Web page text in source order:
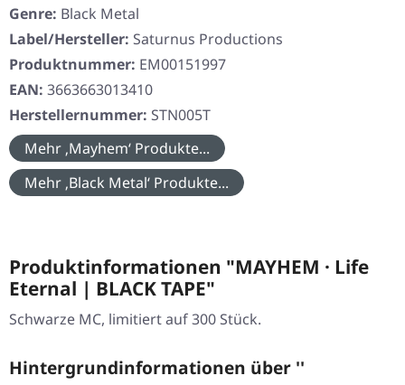
Genre: Black Metal
Label/Hersteller: Saturnus Productions
Produktnummer: EM00151997
EAN: 3663663013410
Herstellernummer: STN005T
Mehr ‚Mayhem‘ Produkte...
Mehr ‚Black Metal‘ Produkte...
Produktinformationen "MAYHEM · Life
Eternal | BLACK TAPE"
Schwarze MC, limitiert auf 300 Stück.
Hintergrundinformationen über ''